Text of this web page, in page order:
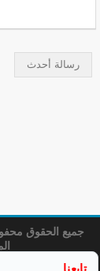
رسالة أحدث
جميع الحقوق
تابعنا